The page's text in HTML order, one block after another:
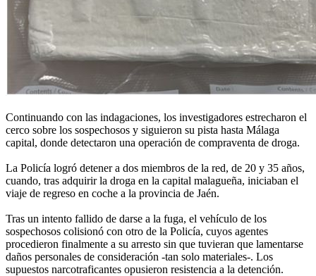
Continuando con las indagaciones, los investigadores estrecharon el
cerco sobre los sospechosos y siguieron su pista hasta Málaga
capital, donde detectaron una operación de compraventa de droga.
La Policía logró detener a dos miembros de la red, de 20 y 35 años,
cuando, tras adquirir la droga en la capital malagueña, iniciaban el
viaje de regreso en coche a la provincia de Jaén.
Tras un intento fallido de darse a la fuga, el vehículo de los
sospechosos colisionó con otro de la Policía, cuyos agentes
procedieron finalmente a su arresto sin que tuvieran que lamentarse
daños personales de consideración -tan solo materiales-. Los
supuestos narcotraficantes opusieron resistencia a la detención.